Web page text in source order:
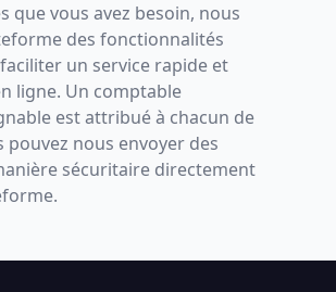
que vous avez besoin, nous
des fonctionnalités
un service rapide et
ligne. Un comptable
est attribué à chacun de
pouvez nous envoyer des
sécuritaire directement